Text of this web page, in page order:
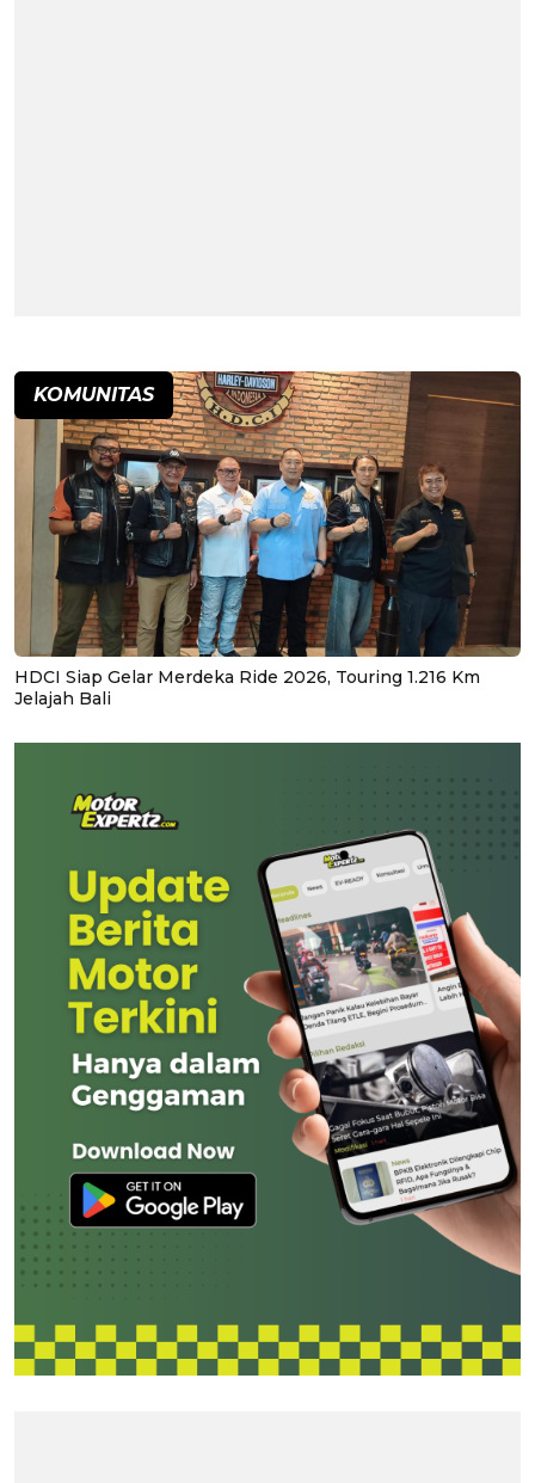
KOMUNITAS
HDCI Siap Gelar Merdeka Ride 2026, Touring 1.216 Km
Jelajah Bali